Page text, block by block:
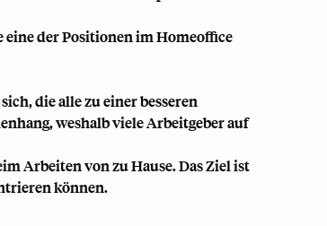
der Positionen im Homeoffice
die alle zu einer besseren
weshalb viele Arbeitgeber auf
Arbeiten von zu Hause. Das Ziel ist
können.